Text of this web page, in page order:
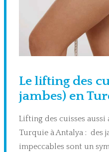
Le lifting des
jambes) en
Lifting des cuisses
Turquie à Antalya : des
impeccables sont un